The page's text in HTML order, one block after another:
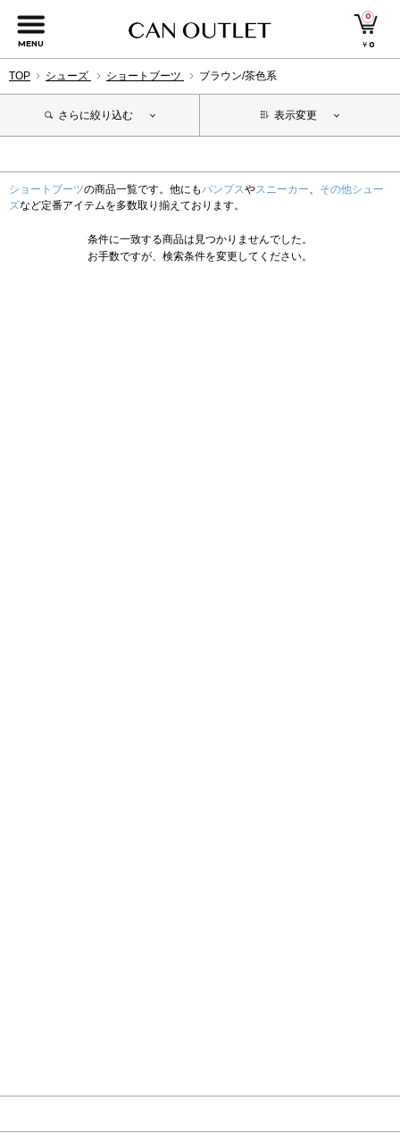
MENU
0
￥0
TOP シューズ ショートブーツ ブラウン/茶色系
さらに絞り込む 表示変更
ショートブーツの商品一覧です。他にもパンプスやスニーカー、 その他シュー
ズなど定番アイテムを多数取り揃えております。
条件に一致する商品は見つかりませんでした。
お手数ですが、検索条件を変更してください。